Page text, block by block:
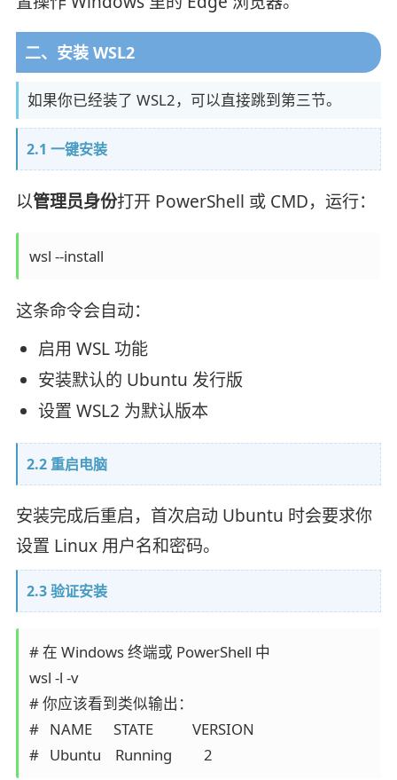
二、安装 WSL2
如果你已经装了 WSL2，可以直接跳到第三节。
2.1 一键安装
以管理员身份打开 PowerShell 或 CMD，运行：
wsl --install
这条命令会自动：
启用 WSL 功能
安装默认的 Ubuntu 发行版
设置 WSL2 为默认版本
2.2 重启电脑
安装完成后重启，首次启动 Ubuntu 时会要求你
设置 Linux 用户名和密码。
2.3 验证安装
# 在 Windows 终端或 PowerShell 中
wsl -l -v
# 你应该看到类似输出：
#   NAME      STATE           VERSION
#   Ubuntu    Running         2